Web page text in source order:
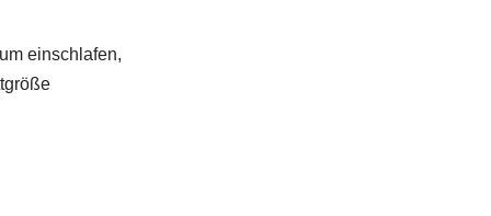
einschlafen,